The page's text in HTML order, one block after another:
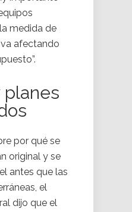
medida de
afectando
planes
por qué se
original y se
antes que las
el
dijo que el